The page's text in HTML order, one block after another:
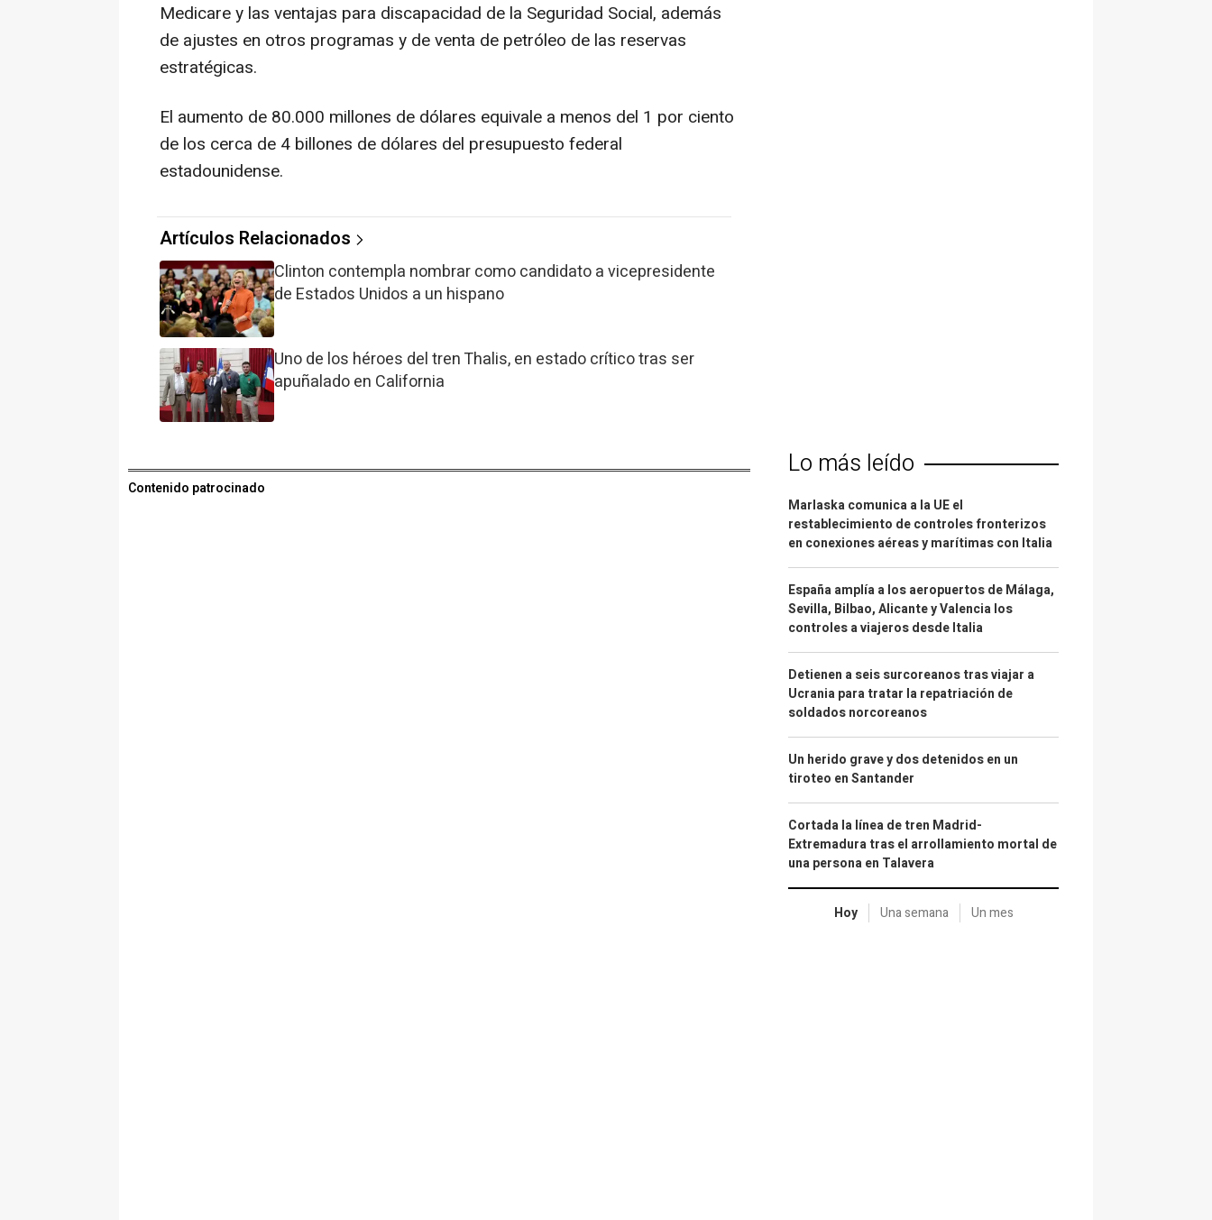
Medicare y las ventajas para discapacidad de la Seguridad Social, además
de ajustes en otros programas y de venta de petróleo de las reservas
estratégicas.
El aumento de 80.000 millones de dólares equivale a menos del 1 por ciento
de los cerca de 4 billones de dólares del presupuesto federal
estadounidense.
Artículos Relacionados
Clinton contempla nombrar como candidato a vicepresidente
de Estados Unidos a un hispano
Uno de los héroes del tren Thalis, en estado crítico tras ser
apuñalado en California
Contenido patrocinado
Lo más leído
Marlaska comunica a la UE el
restablecimiento de controles fronterizos
en conexiones aéreas y marítimas con Italia
España amplía a los aeropuertos de Málaga,
Sevilla, Bilbao, Alicante y Valencia los
controles a viajeros desde Italia
Detienen a seis surcoreanos tras viajar a
Ucrania para tratar la repatriación de
soldados norcoreanos
Un herido grave y dos detenidos en un
tiroteo en Santander
Cortada la línea de tren Madrid-
Extremadura tras el arrollamiento mortal de
una persona en Talavera
Hoy Una semana Un mes